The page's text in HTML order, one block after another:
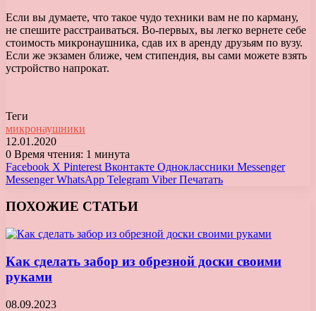
Если вы думаете, что такое чудо техники вам не по карману,
не спешите расстраиваться. Во-первых, вы легко вернете себе
стоимость микронаушника, сдав их в аренду друзьям по вузу.
Если же экзамен ближе, чем стипендия, вы сами можете взять
устройство напрокат.
Теги
микронаушники
12.01.2020
0 Время чтения: 1 минута
Facebook X Pinterest Вконтакте Одноклассники Messenger
Messenger WhatsApp Telegram Viber Печатать
ПОХОЖИЕ СТАТЬИ
Как сделать забор из обрезной доски своими
руками
08.09.2023